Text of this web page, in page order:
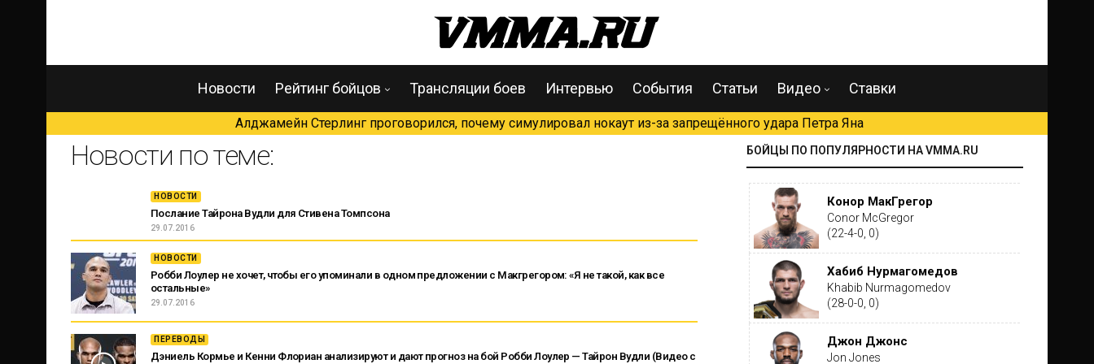
Новости Рейтинг бойцов Трансляции боев Интервью События Статьи Видео Ставки
Алджамейн Стерлинг проговорился, почему симулировал нокаут из-за запрещённого удара Петра Яна
Новости по теме:
НОВОСТИ
Послание Тайрона Вудли для Стивена Томпсона
29.07.2016
НОВОСТИ
Робби Лоулер не хочет, чтобы его упоминали в одном предложении с Макгрегором: «Я не такой, как все
остальные»
29.07.2016
ПЕРЕВОДЫ
Дэниель Кормье и Кенни Флориан анализируют и дают прогноз на бой Робби Лоулер — Тайрон Вудли (Видео с
БОЙЦЫ ПО ПОПУЛЯРНОСТИ НА VMMA.RU
Конор МакГрегор
Conor McGregor
(22-4-0, 0)
Хабиб Нурмагомедов
Khabib Nurmagomedov
(28-0-0, 0)
Джон Джонс
Jon Jones